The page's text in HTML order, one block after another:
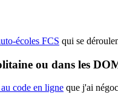
écoles FCS qui se
ou dans les
au code en ligne que j'ai